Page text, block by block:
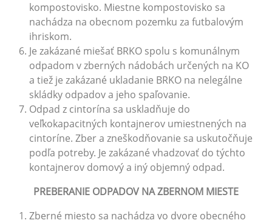
kompostovisko. Miestne kompostovisko sa
nachádza na obecnom pozemku za futbalovým
ihriskom.
Je zakázané miešať BRKO spolu s komunálnym
odpadom v zberných nádobách určených na KO
a tiež je zakázané ukladanie BRKO na nelegálne
skládky odpadov a jeho spaľovanie.
Odpad z cintorína sa uskladňuje do
veľkokapacitných kontajnerov umiestnených na
cintoríne. Zber a zneškodňovanie sa uskutočňuje
podľa potreby. Je zakázané vhadzovať do týchto
kontajnerov domový a iný objemný odpad.
PREBERANIE ODPADOV NA ZBERNOM MIESTE
Zberné miesto sa nachádza vo dvore obecného